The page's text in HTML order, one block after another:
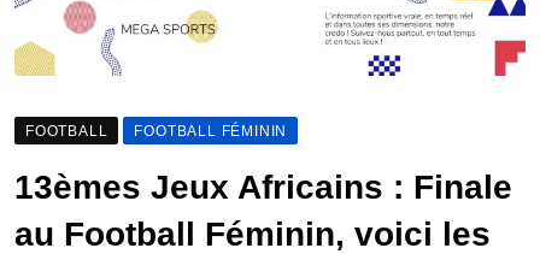
FOOTBALL FOOTBALL FÉMININ
13èmes Jeux Africains : Finale
au Football Féminin, voici les